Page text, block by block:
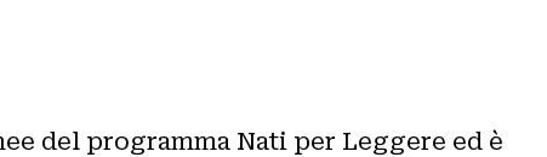
del programma Nati per Leggere ed è